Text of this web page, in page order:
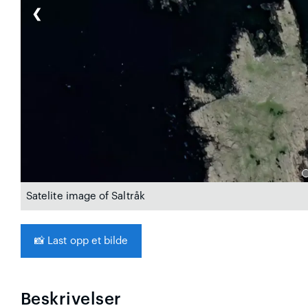
❮
Satelite image of Saltråk
📸 Last opp et bilde
Beskrivelser